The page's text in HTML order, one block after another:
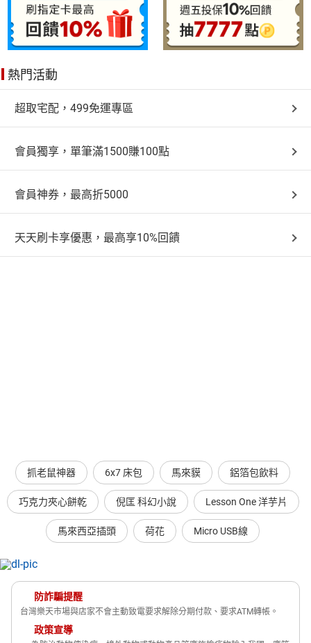
熱門活動
超取宅配，499免運專區
會員獨享，單筆滿1500賺100點
會員神券，最高折5000
天天刷卡享優惠，最高享10%回饋
抓老鼠神器 6x7 床包 馬來貘 鋁箔包飲料
巧克力夾心餅乾 倪匡 科幻小說 Lesson One 洋芋片
馬來西亞插頭 荷花 Micro USB線
防詐騙提醒
台灣樂天市場與店家不會主動致電要求解除分期付款、要求ATM轉帳。
政策宣導